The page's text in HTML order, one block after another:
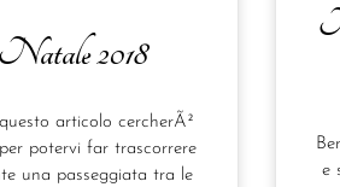
2018
articolo cercherÃ²
potervi far trascorrere
una passeggiata tra le
e